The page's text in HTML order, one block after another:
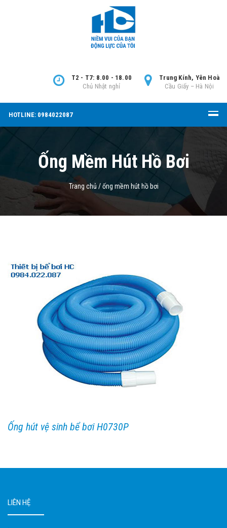
Trung Kính, Yên Hoà
Cầu Giấy – Hà Nội
T2 - T7: 8.00 - 18.00
Chủ Nhật nghỉ
HOTLINE: 0984022087
Ống Mềm Hút Hồ Bơi
Trang chủ /ống mềm hút hồ bơi
Ống hút vệ sinh bể bơi H0730P
LIÊN HỆ